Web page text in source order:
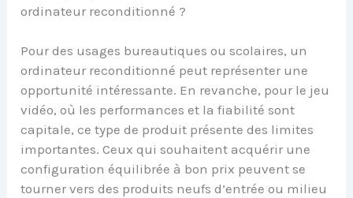
ordinateur reconditionné ?
Pour des usages bureautiques ou scolaires, un
ordinateur reconditionné peut représenter une
opportunité intéressante. En revanche, pour le jeu
vidéo, où les performances et la fiabilité sont
capitale, ce type de produit présente des limites
importantes. Ceux qui souhaitent acquérir une
configuration équilibrée à bon prix peuvent se
tourner vers des produits neufs d’entrée ou milieu